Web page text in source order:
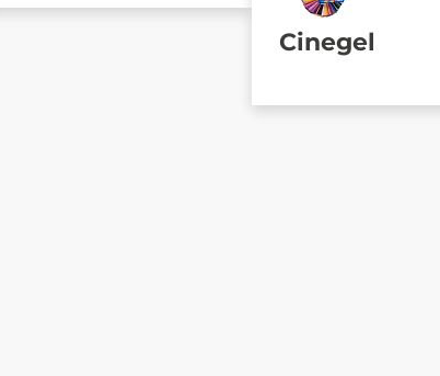
Cinegel